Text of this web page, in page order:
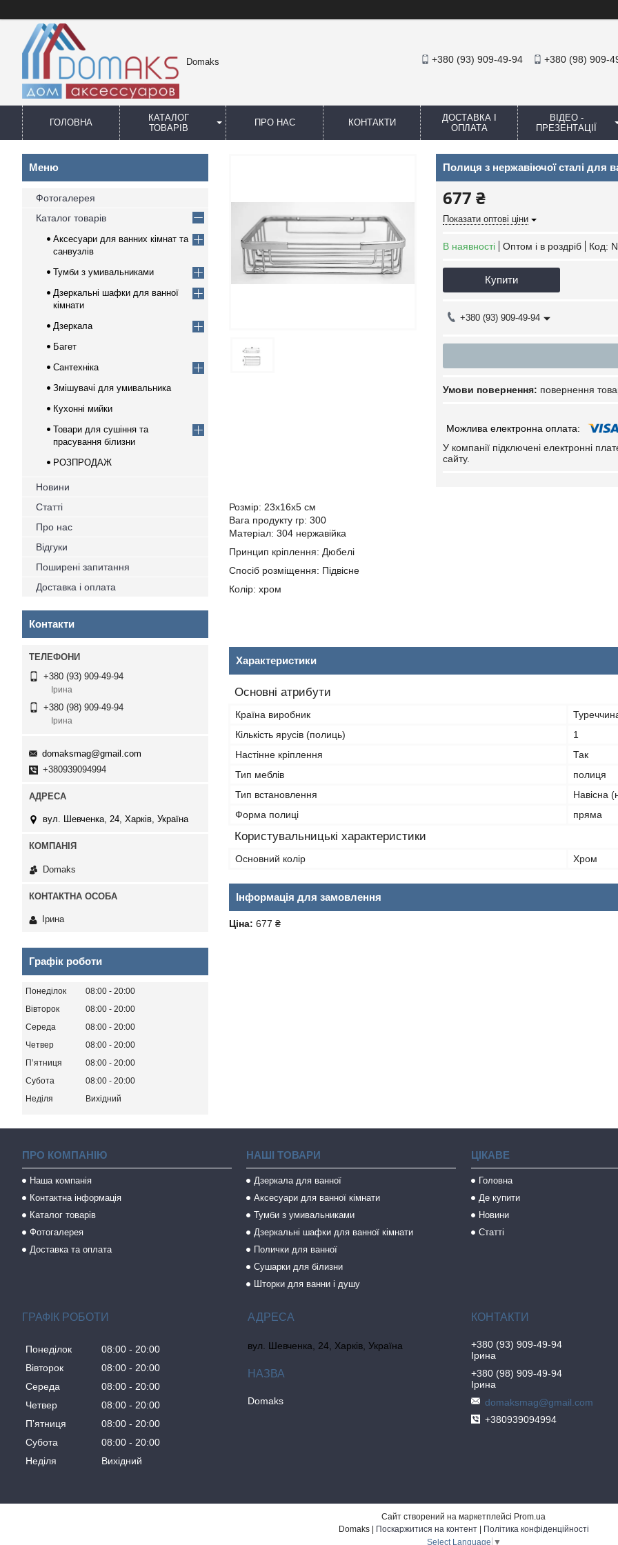
Domaks +380 (93) 909-49-94 +380 (98) 909-
ГОЛОВНА
КАТАЛОГ
ТОВАРІВ
ПРО НАС КОНТАКТИ
ДОСТАВКА І
ОПЛАТА
ВІДЕО -
ПРЕЗЕНТАЦІЇ
Полиця з нержавіючої сталі для
677 ₴
Показати оптові ціни
В наявності Оптом і в роздріб Код:
Купити
+380 (93) 909-49-94
повернення
У компанії підключені електронні
сайту.
Розмір: 23х16х5 cм
Вага продукту гр: 300
Матеріал: 304 нержавійка
Принцип кріплення: Дюбелі
Спосіб розміщення: Підвісне
Колір: хром
Характеристики
Основні атрибути
Країна виробник
Кількість ярусів (полиць)
1
Настінне кріплення
Так
Тип меблів
полиця
Тип встановлення
Навісна
Форма полиці
пряма
Користувальницькі характеристики
Основний колір Хром
Інформація для замовлення
Ціна: 677 ₴
Фотогалерея
Каталог товарів
Аксесуари для ванних кімнат та
санвузлів
Тумби з умивальниками
Дзеркальні шафки для ванної
кімнати
Дзеркала
Багет
Сантехніка
Змішувачі для умивальника
Кухонні мийки
Товари для сушіння та
прасування білизни
РОЗПРОДАЖ
Новини
Статті
Про нас
Відгуки
Поширені запитання
Доставка і оплата
Контакти
+380 (93) 909-49-94
Ірина
+380 (98) 909-49-94
Ірина
domaksmag@gmail.com
+380939094994
вул. Шевченка, 24, Харків, Україна
Domaks
Ірина
Графік роботи
Понеділок 08:00
20:00
Вівторок
08:00
20:00
Середа
08:00
20:00
Четвер
08:00
20:00
Пʼятниця
08:00
20:00
Субота
08:00
20:00
Неділя
Вихідний
ПРО КОМПАНІЮ
Наша компанія
Контактна інформація
Каталог товарів
Фотогалерея
Доставка та оплата
НАШІ ТОВАРИ
Дзеркала для ванної
Аксесуари для ванної кімнати
Тумби з умивальниками
Дзеркальні шафки для ванної кімнати
Полички для ванної
Сушарки для білизни
Шторки для ванни і душу
ЦІКАВЕ
Головна
Де купити
Новини
Статті
ГРАФІК РОБОТИ
Понеділок 08:00
20:00
Вівторок
08:00
20:00
Середа
08:00
20:00
Четвер
08:00
20:00
Пʼятниця
08:00
20:00
Субота
08:00
20:00
Неділя
Вихідний
вул. Шевченка, 24, Харків, Україна
Domaks
+380 (93) 909-49-94
Ірина
+380 (98) 909-49-94
Ірина
domaksmag@gmail.com
+380939094994
Сайт створений на маркетплейсі Prom.ua
Поскаржитися на контент
Політика конфіденційності
Select Language ▼